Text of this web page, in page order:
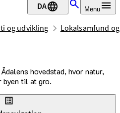
DA Menu
og udvikling Lokalsamfund
hovedstad, hvor natur,
til at gro.